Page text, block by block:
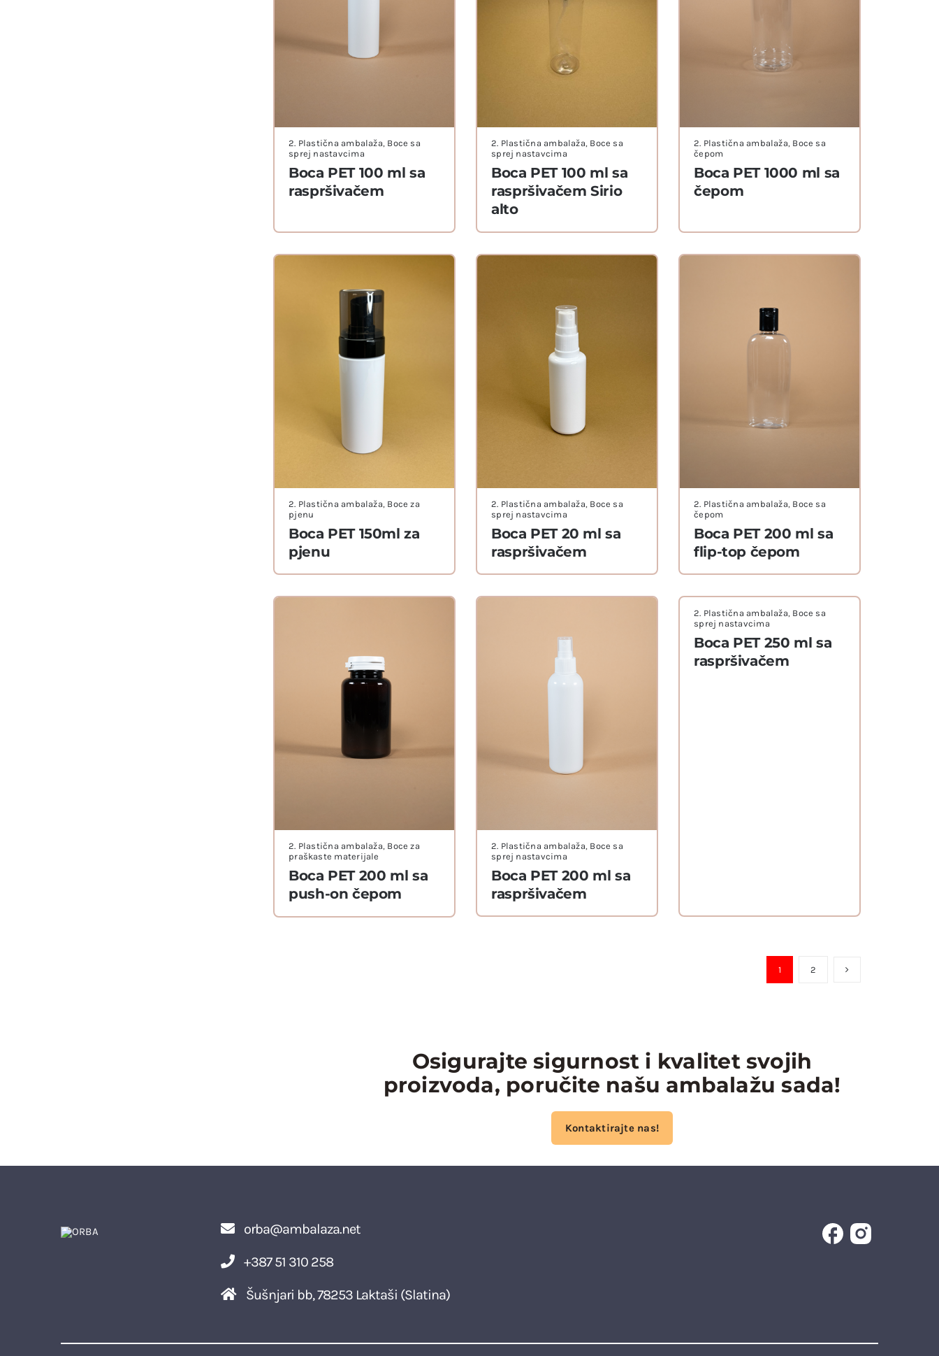
Boca PET 100 ml sa
raspršivačem
2. Plastična ambalaža, Boce sa
sprej nastavcima
Boca PET 100 ml sa
raspršivačem Sirio
alto
2. Plastična ambalaža, Boce sa
sprej nastavcima
Boca PET 1000 ml sa
čepom
2. Plastična ambalaža, Boce sa
čepom
Boca PET 150ml za
pjenu
2. Plastična ambalaža, Boce za
pjenu
Boca PET 20 ml sa
raspršivačem
2. Plastična ambalaža, Boce sa
sprej nastavcima
Boca PET 200 ml sa
flip-top čepom
2. Plastična ambalaža, Boce sa
čepom
Boca PET 200 ml sa
push-on čepom
2. Plastična ambalaža, Boce za
praškaste materijale
Boca PET 200 ml sa
raspršivačem
2. Plastična ambalaža, Boce sa
sprej nastavcima
Boca PET 250 ml sa
raspršivačem
2. Plastična ambalaža, Boce sa
sprej nastavcima
1 2
Osigurajte sigurnost i kvalitet svojih
proizvoda, poručite našu ambalažu sada!
Kontaktirajte nas!
orba@ambalaza.net
+387 51 310 258
Šušnjari bb, 78253 Laktaši (Slatina)